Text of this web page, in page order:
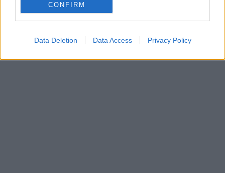
CONFIRM
Data Deletion Data Access Privacy Policy